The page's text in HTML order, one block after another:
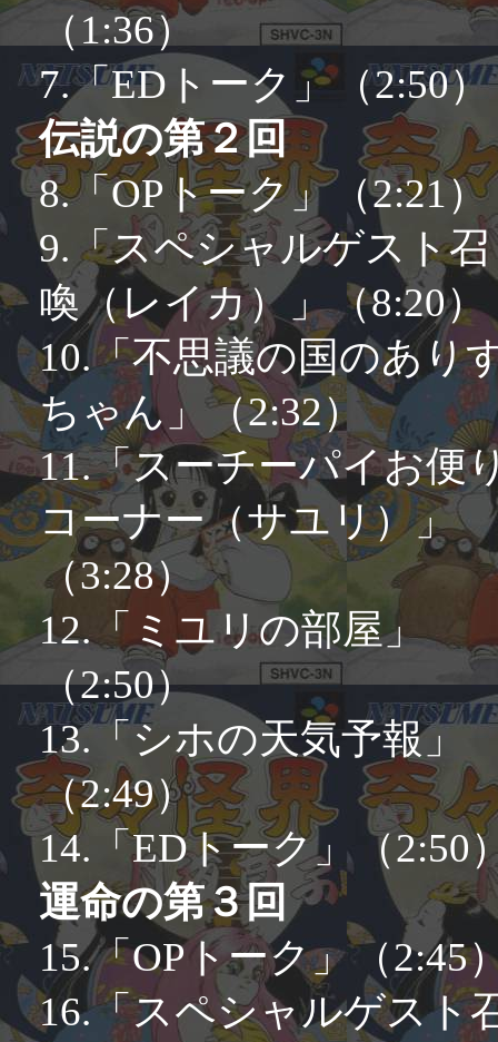
（1:36）
7.「EDトーク」（2:50）
伝説の第２回
8.「OPトーク」（2:21）
9.「スペシャルゲスト召
喚（レイカ）」（8:20）
10.「不思議の国のあり
ちゃん」（2:32）
11.「スーチーパイお便
コーナー（サユリ）」
（3:28）
12.「ミユリの部屋」
（2:50）
13.「シホの天気予報」
（2:49）
14.「EDトーク」（2:50
運命の第３回
15.「OPトーク」（2:45
16.「スペシャルゲスト